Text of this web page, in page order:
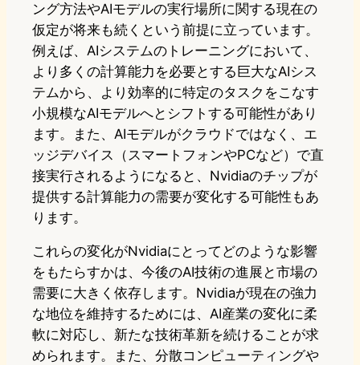
ング方法やAIモデルの実行場所に関する現在の
仮定が将来も続くという前提に立っています。
例えば、AIシステムのトレーニングにおいて、
より多くの計算能力を必要とする巨大なAIシス
テムから、より効率的に特定のタスクをこなす
小規模なAIモデルへとシフトする可能性があり
ます。また、AIモデルがクラウドではなく、エ
ッジデバイス（スマートフォンやPCなど）で直
接実行されるようになると、Nvidiaのチップが
提供する計算能力の需要が変化する可能性もあ
ります。
これらの変化がNvidiaにとってどのような影響
をもたらすかは、今後のAI技術の進展と市場の
需要に大きく依存します。Nvidiaが現在の強力
な地位を維持するためには、AI産業の変化に柔
軟に対応し、新たな技術革新を続けることが求
められます。また、分散コンピューティングや